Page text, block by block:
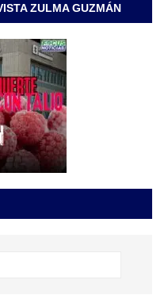
ZULMA GUZMÁN